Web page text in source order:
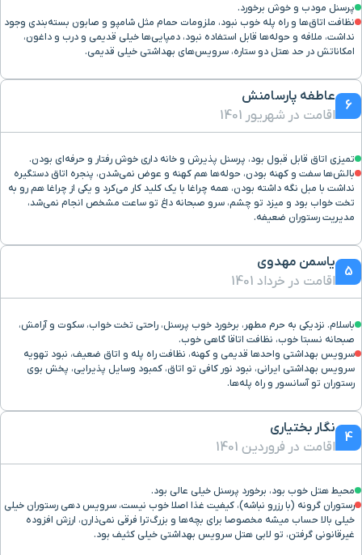
فروشگاه دبنهامز
میدان احمد آباد ۷ دقیقه با خودرو (۴ کیلومتر و ۲۲۲ متر)
بلوار شهید رستمی
بلوار ملاصدرا ۸ دقیقه با خودرو (۴ کیلومتر و ۵۲۸ متر)
خیابان راهنمایی ۸ دقیقه با خودرو (۴ کیلومتر و ۷۵۲ متر)
کنسولگری کشور تاجیکستان ۸ دقیقه با خودرو (۴ کیلومتر و ۷۸۱ متر)
بیمارستان تخصصی چشم
۸ دقیقه با خودرو (۴ کیلومتر و ۸۵۲ متر)
بیمارستان شهید هاشمی
نژاد
۸ دقیقه با خودرو (۴ کیلومتر و ۹۰۶ متر)
بازار گوهر شاد
بازار گوهرشاد ۹ دقیقه با خودرو (۴ کیلومتر و ۹۱۵ متر)
گورستان ارامنه
پرسنل مودب و خوش برخورد.
نظافت اتاق‌ها و راه پله خوب نبود، ملزومات حمام مثل شامپو و صابون بسته‌بندی وجود
نداشت، ملافه و حوله‌ها قابل استفاده نبود، دمپایی‌ها خیلی قدیمی و درب و داغون،
امکاناتش در حد هتل دو ستاره، سرویس‌های بهداشتی خیلی قدیمی.
6
عاطفه پارسامنش
اقامت در شهریور 1401
تمیزی اتاق قابل قبول بود، پرسنل پذیرش و خانه داری خوش رفتار و حرفه‌ای بودن.
بالش‌ها سفت و کهنه بودن، حوله‌ها هم کهنه و عوض نمی‌شدن، پنجره اتاق دستگیره
نداشت با مبل نگه داشته بودن، همه چراغا با یک کلید کار می‌کرد و یکی از چراغا هم رو به
تخت خواب بود و میزد تو چشم، سرو صبحانه داغ تو ساعت مشخص انجام نمی‌شد،
مدیریت رستوران ضعیفه.
5
یاسمن مهدوی
اقامت در خرداد 1401
باسلام. نزدیکی به حرم مطهر، برخورد خوب پرسنل، راحتی تخت خواب، سکوت و آرامش،
صبحانه نسبتا خوب، نظافت اتاقا گاهی خوب.
سرویس بهداشتی واحدها قدیمی و کهنه، نظافت راه پله و اتاق ضعیف، نبود تهویه
سرویس بهداشتی ایرانی، نبود نور کافی تو اتاق، کمبود وسایل پذیرایی، پخش بوی
رستوران تو آسانسور و راه پله‌ها.
4
نگار بختیاری
اقامت در فروردین 1401
محیط هتل خوب بود، برخورد پرسنل خیلی عالی بود.
رستوران گرونه (با رزرو نباشه)، کیفیت غذا اصلا خوب نیست، سرویس دهی رستوران خیلی
خیلی بالا حساب میشه مخصوصا برای بچه‌ها و بزرگ‌ترا فرقی نمی‌ذارن، ارزش افزوده
غیرقانونی گرفتن، تو لابی هتل سرویس بهداشتی خیلی کثیف بود.